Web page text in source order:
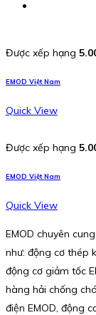
Được xếp hạng
EMOD Việt Nam
Quick View
Được xếp hạng
EMOD Việt Nam
Quick View
EMOD chuyên
như: động cơ thép
động cơ giảm tốc
hàng hải chống
điện EMOD, động